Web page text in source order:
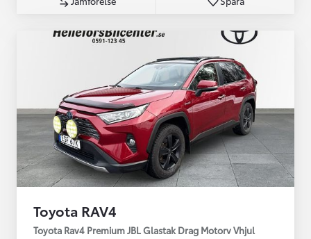
Toyota RAV4
Toyota Rav4 Premium JBL Glastak Drag Motorv Vhjul